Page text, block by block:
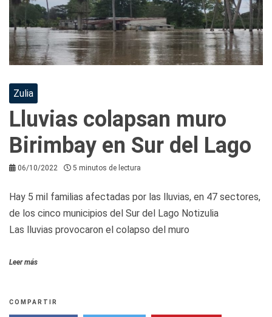
Zulia
Lluvias colapsan muro
Birimbay en Sur del Lago
06/10/2022 5 minutos de lectura
Hay 5 mil familias afectadas por las lluvias, en 47 sectores,
de los cinco municipios del Sur del Lago Notizulia
Las lluvias provocaron el colapso del muro
Leer más
COMPARTIR